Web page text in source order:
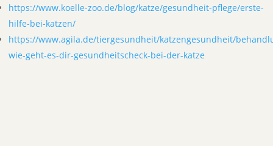
https://www.koelle-zoo.de/blog/katze/gesundheit-pflege/erste-
hilfe-bei-katzen/
https://www.agila.de/tiergesundheit/katzengesundheit/
wie-geht-es-dir-gesundheitscheck-bei-der-katze